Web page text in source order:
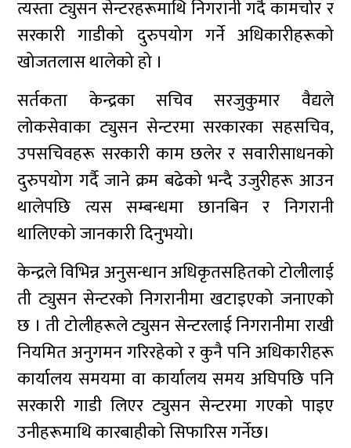
त्यस्ता ट्युसन सेन्टरहरूमाथि निगरानी गर्दै कामचोर र
सरकारी गाडीको दुरुपयोग गर्ने अधिकारीहरूको
खोजतलास थालेको हो ।
सर्तकता केन्द्रका सचिव सरजुकुमार वैद्यले
लोकसेवाका ट्युसन सेन्टरमा सरकारका सहसचिव,
उपसचिवहरू सरकारी काम छलेर र सवारीसाधनको
दुरुपयोग गर्दै जाने क्रम बढेको भन्दै उजुरीहरू आउन
थालेपछि त्यस सम्बन्धमा छानबिन र निगरानी
थालिएको जानकारी दिनुभयो।
केन्द्रले विभिन्न अनुसन्धान अधिकृतसहितको टोलीलाई
ती ट्युसन सेन्टरको निगरानीमा खटाइएको जनाएको
छ । ती टोलीहरूले ट्युसन सेन्टरलाई निगरानीमा राखी
नियमित अनुगमन गरिरहेको र कुनै पनि अधिकारीहरू
कार्यालय समयमा वा कार्यालय समय अघिपछि पनि
सरकारी गाडी लिएर ट्युसन सेन्टरमा गएको पाइए
उनीहरूमाथि कारबाहीको सिफारिस गर्नेछ।